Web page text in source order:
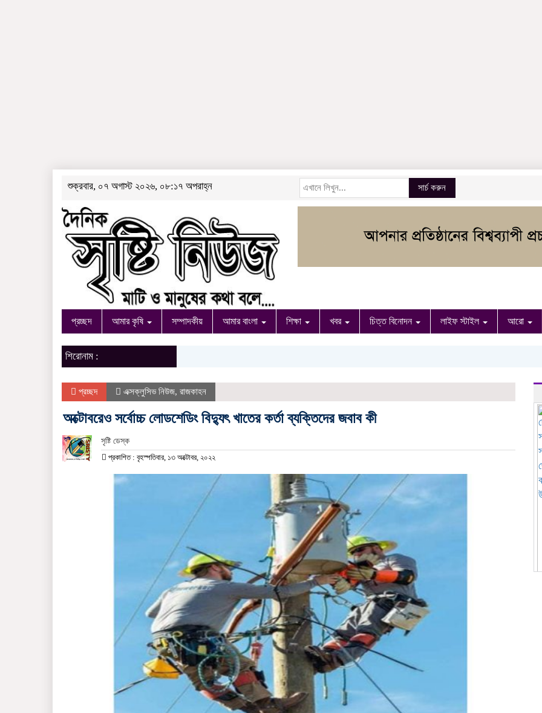
শুক্রবার, ০৭ অগাস্ট ২০২৬, ০৮:১৭ অপরাহ্ন সার্চ করুন
প্রচ্ছদ আমার কৃষি সম্পাদকীয় আমার বাংলা শিক্ষা খবর চিত্ত বিনোদন লাইফ স্টাইল আরো
শিরোনাম :
প্রচ্ছদ এক্সক্লুসিভ নিউজ, রাজকাহন
অক্টোবরেও সর্বোচ্চ লোডশেডিং বিদ্যুৎ খাতের কর্তা ব্যক্তিদের জবাব কী
সৃষ্টি ডেস্ক
প্রকাশিত : বৃহস্পতিবার, ১৩ অক্টোবর, ২০২২